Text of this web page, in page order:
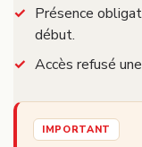
Présence
début.
Accès refusé
IMPORTANT